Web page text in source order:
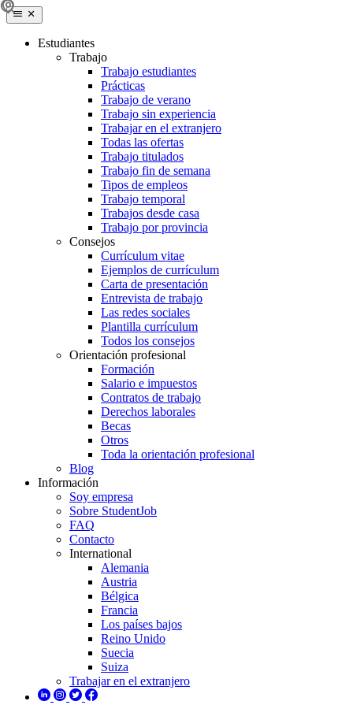
Estudiantes
Trabajo
Trabajo estudiantes
Prácticas
Trabajo de verano
Trabajo sin experiencia
Trabajar en el extranjero
Todas las ofertas
Trabajo titulados
Trabajo fin de semana
Tipos de empleos
Trabajo temporal
Trabajos desde casa
Trabajo por provincia
Consejos
Currículum vitae
Ejemplos de currículum
Carta de presentación
Entrevista de trabajo
Las redes sociales
Plantilla currículum
Todos los consejos
Orientación profesional
Formación
Salario e impuestos
Contratos de trabajo
Derechos laborales
Becas
Otros
Toda la orientación profesional
Blog
Información
Soy empresa
Sobre StudentJob
FAQ
Contacto
International
Alemania
Austria
Bélgica
Francia
Los países bajos
Reino Unido
Suecia
Suiza
Trabajar en el extranjero